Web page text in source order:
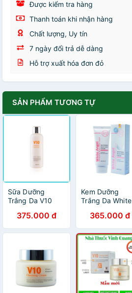
Được kiểm tra hàng
Thanh toán khi nhận hàng
Chất lượng, Uy tín
7 ngày đổi trả dễ dàng
Hỗ trợ xuất hóa đơn đỏ
SẢN PHẨM TƯƠNG TỰ
Sữa Dưỡng
Trắng Da V10
Emulsion Skinaz
180ml
375.000 đ
Kem Dưỡng
Trắng Da White
Quốc Cao Cấp
365.000 đ